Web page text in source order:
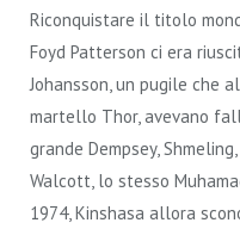
Riconquistare il titolo
Foyd Patterson ci era
Johansson, un pugile che
martello Thor, avevano
grande Dempsey,
Walcott, lo stesso
1974, Kinshasa allora